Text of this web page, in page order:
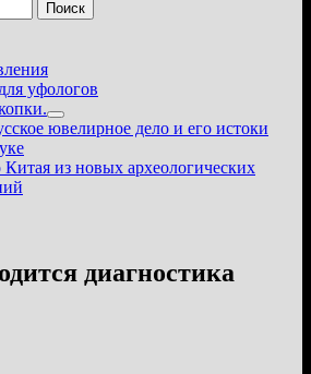
уфологов
Показать
подменю
ювелирное дело и его истоки
из новых археологических
диагностика